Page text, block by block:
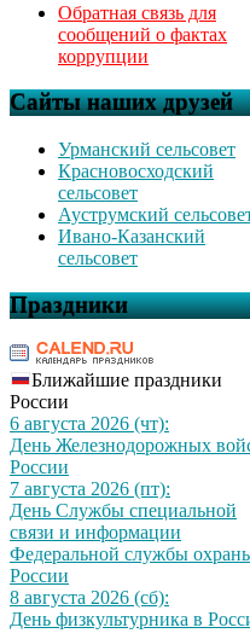
Обратная связь для
сообщений о фактах
коррупции
Сайты наших друзей
Урманский сельсовет
Красновосходский
сельсовет
Ауструмский
Ивано-Казанский
сельсовет
Праздники
Ближайшие праздники
России
6 августа 2026 (чт):
День Железнодорожных
России
7 августа 2026 (пт):
День Службы специальной
связи и информации
Федеральной службы
России
8 августа 2026 (сб):
День физкультурника в